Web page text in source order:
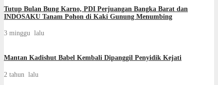
Tutup Bulan Bung Karno, PDI Perjuangan Bangka Barat dan
INDOSAKU Tanam Pohon di Kaki Gunung Menumbing
3 minggu lalu
Mantan Kadishut Babel Kembali Dipanggil Penyidik Kejati
2 tahun lalu